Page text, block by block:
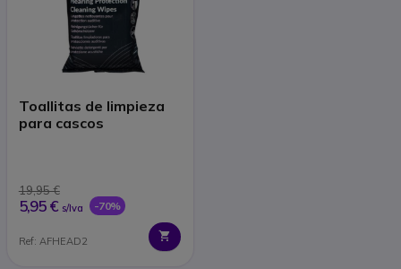
Toallitas de limpieza
para cascos
19,95 €
5,95 € s/Iva -70%
Ref: AFHEAD2